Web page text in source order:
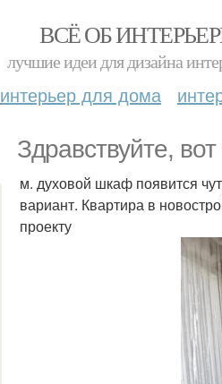
ВСЁ ОБ
лучшие идеи для дизайна
интерьер для дома
Здравствуйте,
м. духовой шкаф появится
вариант. Квартира в
проекту